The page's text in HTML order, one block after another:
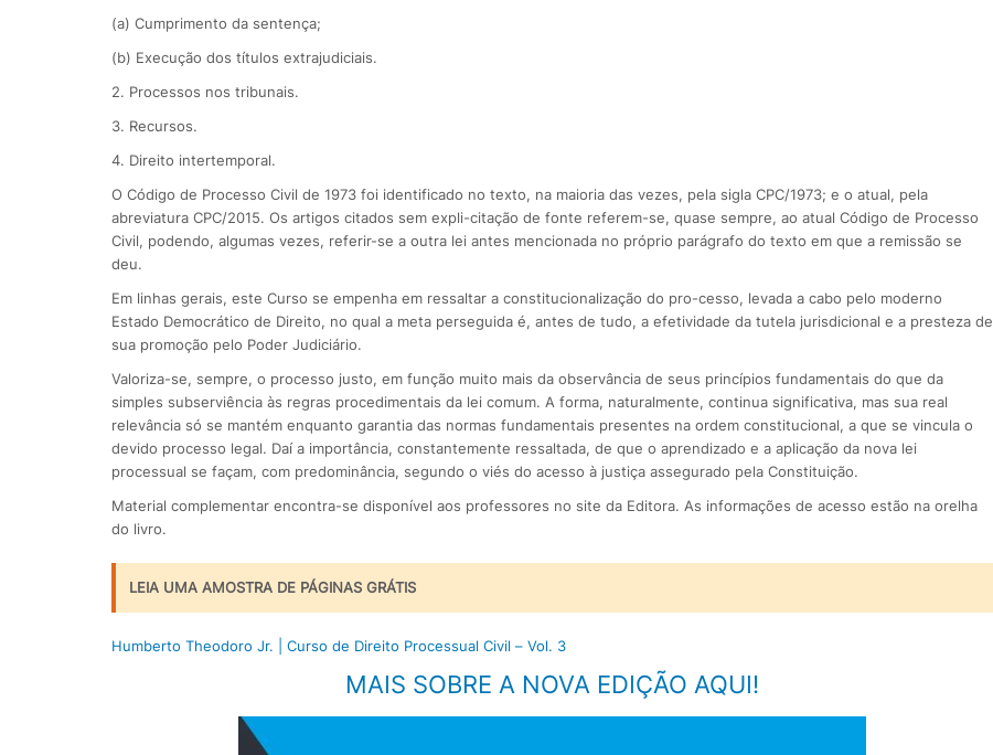
(a) Cumprimento da sentença;
(b) Execução dos títulos extrajudiciais.
2. Processos nos tribunais.
3. Recursos.
4. Direito intertemporal.
O Código de Processo Civil de 1973 foi identificado no texto, na maioria das vezes, pela sigla CPC/1973; e o atual, pela
abreviatura CPC/2015. Os artigos citados sem expli-citação de fonte referem-se, quase sempre, ao atual Código de Processo
Civil, podendo, algumas vezes, referir-se a outra lei antes mencionada no próprio parágrafo do texto em que a remissão se
deu.
Em linhas gerais, este Curso se empenha em ressaltar a constitucionalização do pro-cesso, levada a cabo pelo moderno
Estado Democrático de Direito, no qual a meta perseguida é, antes de tudo, a efetividade da tutela jurisdicional e a presteza de
sua promoção pelo Poder Judiciário.
Valoriza-se, sempre, o processo justo, em função muito mais da observância de seus princípios fundamentais do que da
simples subserviência às regras procedimentais da lei comum. A forma, naturalmente, continua significativa, mas sua real
relevância só se mantém enquanto garantia das normas fundamentais presentes na ordem constitucional, a que se vincula o
devido processo legal. Daí a importância, constantemente ressaltada, de que o aprendizado e a aplicação da nova lei
processual se façam, com predominância, segundo o viés do acesso à justiça assegurado pela Constituição.
Material complementar encontra-se disponível aos professores no site da Editora. As informações de acesso estão na orelha
do livro.
LEIA UMA AMOSTRA DE PÁGINAS GRÁTIS
Humberto Theodoro Jr. | Curso de Direito Processual Civil – Vol. 3
MAIS SOBRE A NOVA EDIÇÃO AQUI!